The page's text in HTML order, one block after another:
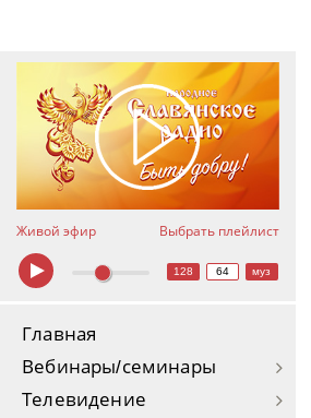
Живой эфир Выбрать плейлист
128 64 муз
Главная
Вебинары/семинары
Телевидение